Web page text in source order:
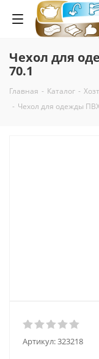
Чехол для
70.1
Главная - Каталог -
- Чехол для одежды
Артикул:323218